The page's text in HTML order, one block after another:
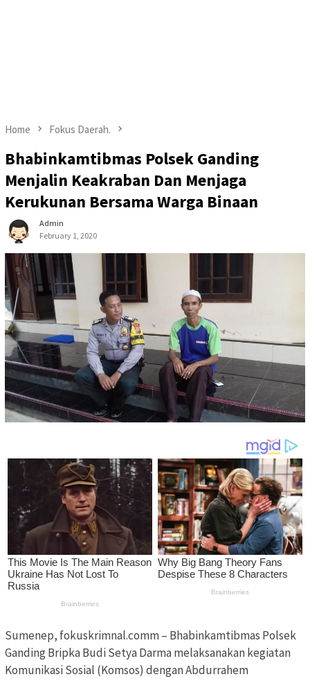
Home Fokus Daerah.
Bhabinkamtibmas Polsek Ganding
Menjalin Keakraban Dan Menjaga
Kerukunan Bersama Warga Binaan
Admin
February 1, 2020
Sumenep, fokuskrimnal.comm – Bhabinkamtibmas Polsek
Ganding Bripka Budi Setya Darma melaksanakan kegiatan
Komunikasi Sosial (Komsos) dengan Abdurrahem